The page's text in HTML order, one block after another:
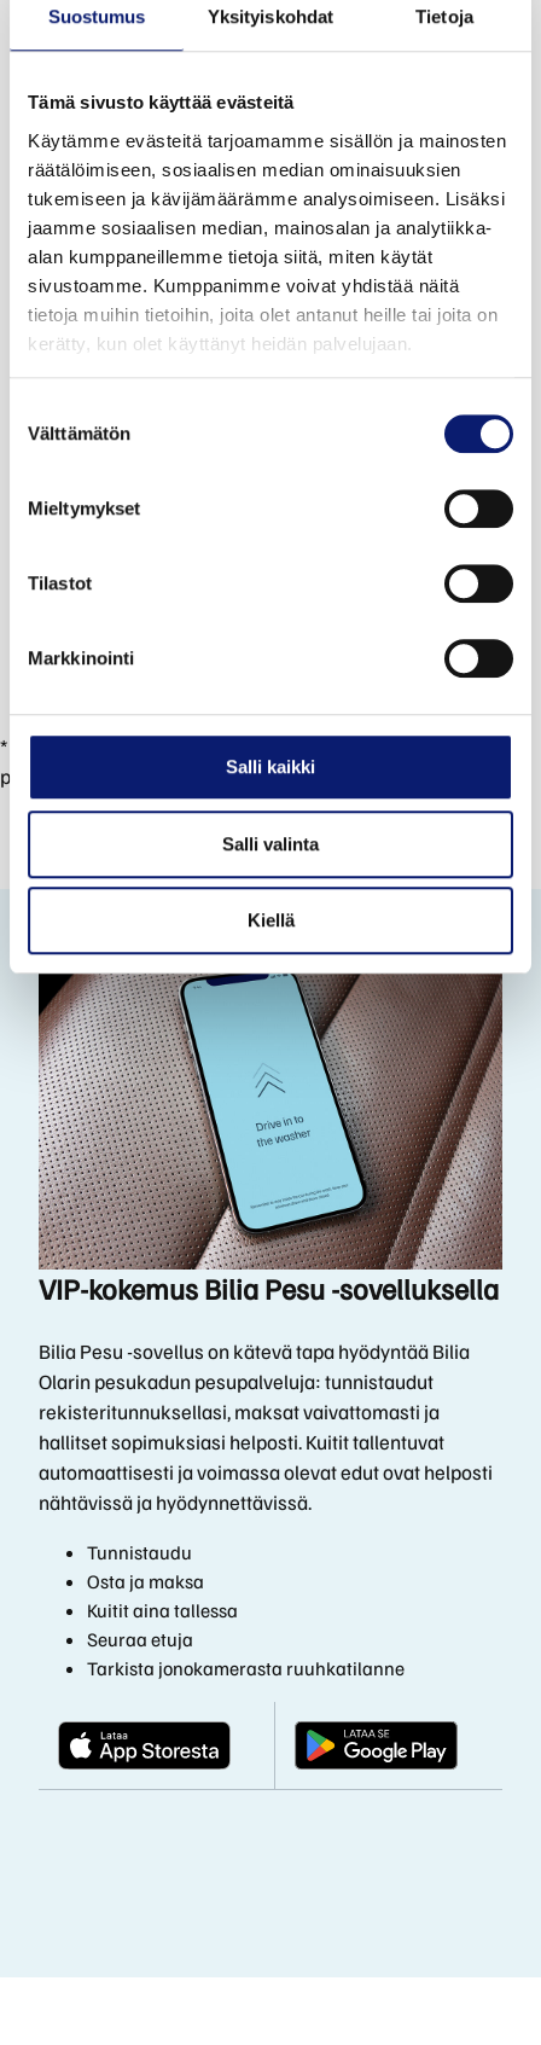
Suostumus Yksityiskohdat Tietoja
Tämä sivusto käyttää evästeitä
Käytämme evästeitä tarjoamamme sisällön ja mainosten
räätälöimiseen, sosiaalisen median ominaisuuksien
tukemiseen ja kävijämäärämme analysoimiseen. Lisäksi
jaamme sosiaalisen median, mainosalan ja analytiikka-
alan kumppaneillemme tietoja siitä, miten käytät
sivustoamme. Kumppanimme voivat yhdistää näitä
tietoja muihin tietoihin, joita olet antanut heille tai joita on
kerätty, kun olet käyttänyt heidän palvelujaan.
valinta
Välttämätön
Mieltymykset
Tilastot
Markkinointi
Salli kaikki
Salli valinta
Kiellä
Luotettava peruspuhdistus. Huomioidaan auton
Peruspesu
22,00 € LUE LISÄÄ
Boxipesu harjaton
Peruspesu (harjaton)
* Huom! Voit maksaa kertapesun myös automaatilla paikan
päällä Bilia Olarin pesukadulla.
VIP-kokemus Bilia Pesu -sovelluksella
Bilia Pesu -sovellus on kätevä tapa hyödyntää Bilia
Olarin pesukadun pesupalveluja: tunnistaudut
rekisteritunnuksellasi, maksat vaivattomasti ja
hallitset sopimuksiasi helposti. Kuitit tallentuvat
automaattisesti ja voimassa olevat edut ovat helposti
nähtävissä ja hyödynnettävissä.
Tunnistaudu
Osta ja maksa
Kuitit aina tallessa
Seuraa etuja
Tarkista jonokamerasta ruuhkatilanne